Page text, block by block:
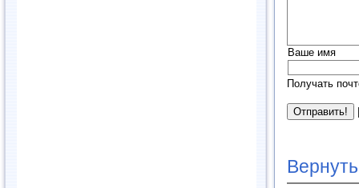
Ваше имя
Получать